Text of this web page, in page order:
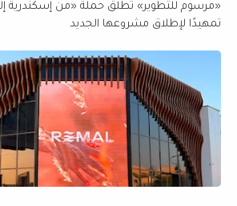
«مرسوم للتطوير» تطلق حملة «من إسكندرية
تمهيدًا لإطلاق مشروعها الجديد